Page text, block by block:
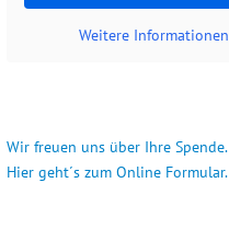
Weitere Informationen
Wir freuen uns über Ihre Spende.
Hier geht´s zum Online Formular.